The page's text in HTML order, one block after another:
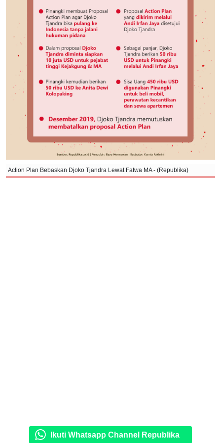
Action Plan Bebaskan Djoko Tjandra Lewat Fatwa MA - (Republika)
Ikuti Whatsapp Channel Republika